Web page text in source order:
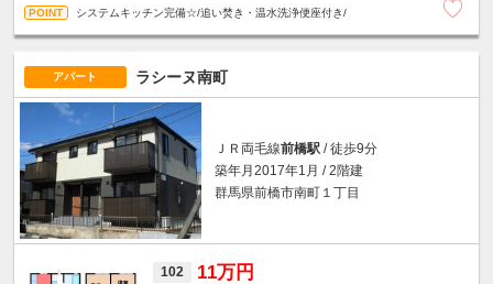
システムキッチン完備☆/追い焚き・温水洗浄便座付き/
アパート ラシーヌ南町
ＪＲ両毛線前橋駅 / 徒歩9分
築年月2017年1月 / 2階建
群馬県前橋市南町１丁目
102 11万円